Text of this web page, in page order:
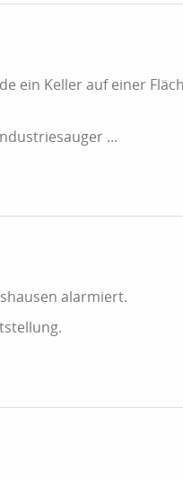
ein Keller auf einer
...
alarmiert.